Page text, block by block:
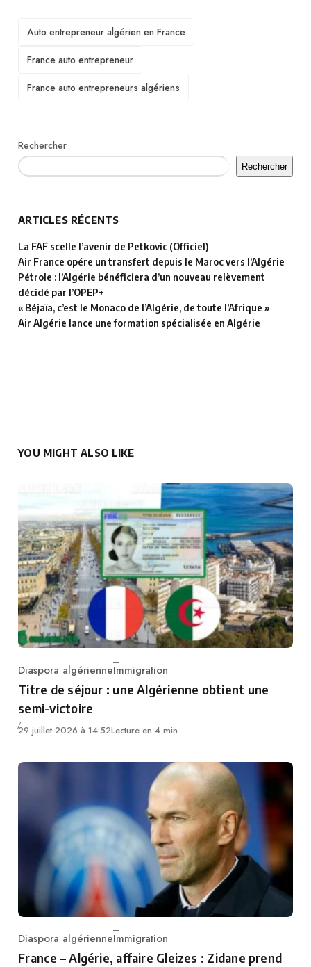
TAGS
Auto entrepreneur algérien en France
France auto entrepreneur
France auto entrepreneurs algériens
Rechercher
Rechercher
ARTICLES RÉCENTS
La FAF scelle l’avenir de Petkovic (Officiel)
Air France opére un transfert depuis le Maroc vers l’Algérie
Pétrole : l’Algérie bénéficiera d’un nouveau relèvement
décidé par l’OPEP+
« Béjaïa, c’est le Monaco de l’Algérie, de toute l’Afrique »
Air Algérie lance une formation spécialisée en Algérie
YOU MIGHT ALSO LIKE
Category
Diaspora algérienneImmigration
Titre de séjour : une Algérienne obtient une
semi-victoire
29 juillet 2026 à 14:52Lecture en 4 min
Category
Diaspora algérienneImmigration
France – Algérie, affaire Gleizes : Zidane prend